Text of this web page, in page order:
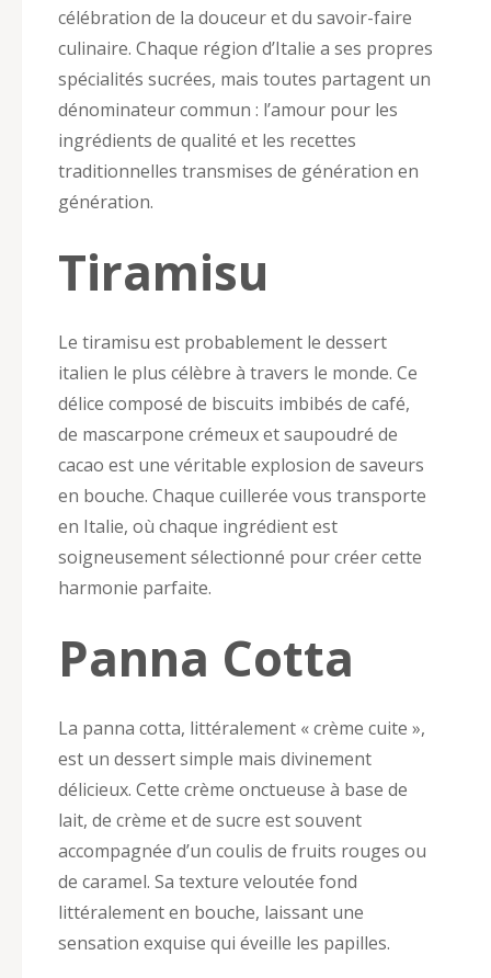
célébration de la douceur et du savoir-faire
culinaire. Chaque région d’Italie a ses propres
spécialités sucrées, mais toutes partagent un
dénominateur commun : l’amour pour les
ingrédients de qualité et les recettes
traditionnelles transmises de génération en
génération.
Tiramisu
Le tiramisu est probablement le dessert
italien le plus célèbre à travers le monde. Ce
délice composé de biscuits imbibés de café,
de mascarpone crémeux et saupoudré de
cacao est une véritable explosion de saveurs
en bouche. Chaque cuillerée vous transporte
en Italie, où chaque ingrédient est
soigneusement sélectionné pour créer cette
harmonie parfaite.
Panna Cotta
La panna cotta, littéralement « crème cuite »,
est un dessert simple mais divinement
délicieux. Cette crème onctueuse à base de
lait, de crème et de sucre est souvent
accompagnée d’un coulis de fruits rouges ou
de caramel. Sa texture veloutée fond
littéralement en bouche, laissant une
sensation exquise qui éveille les papilles.